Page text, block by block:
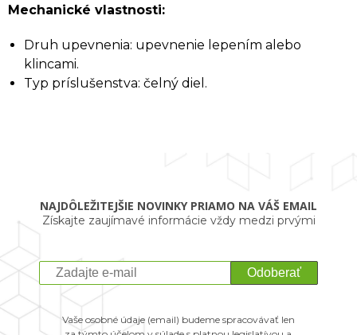
Mechanické vlastnosti:
Druh upevnenia: upevnenie lepením alebo
klincami.
Typ príslušenstva: čelný diel.
NAJDÔLEŽITEJŠIE NOVINKY PRIAMO NA VÁŠ EMAIL
Získajte zaujímavé informácie vždy medzi prvými
Odoberať
Vaše osobné údaje (email) budeme spracovávať len